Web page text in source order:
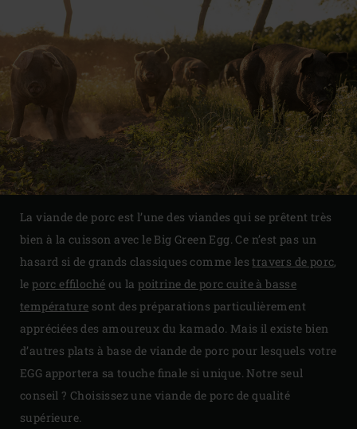
La viande de porc est l’une des viandes qui se prêtent très
bien à la cuisson avec le Big Green Egg. Ce n’est pas un
hasard si de grands classiques comme lestravers de porc,
le porc effiloché ou la poitrine de porc cuite à basse
température sont des préparations particulièrement
appréciées des amoureux du kamado. Mais il existe bien
d’autres plats à base de viande de porc pour lesquels votre
EGG apportera sa touche finale si unique. Notre seul
conseil ? Choisissez une viande de porc de qualité
supérieure.